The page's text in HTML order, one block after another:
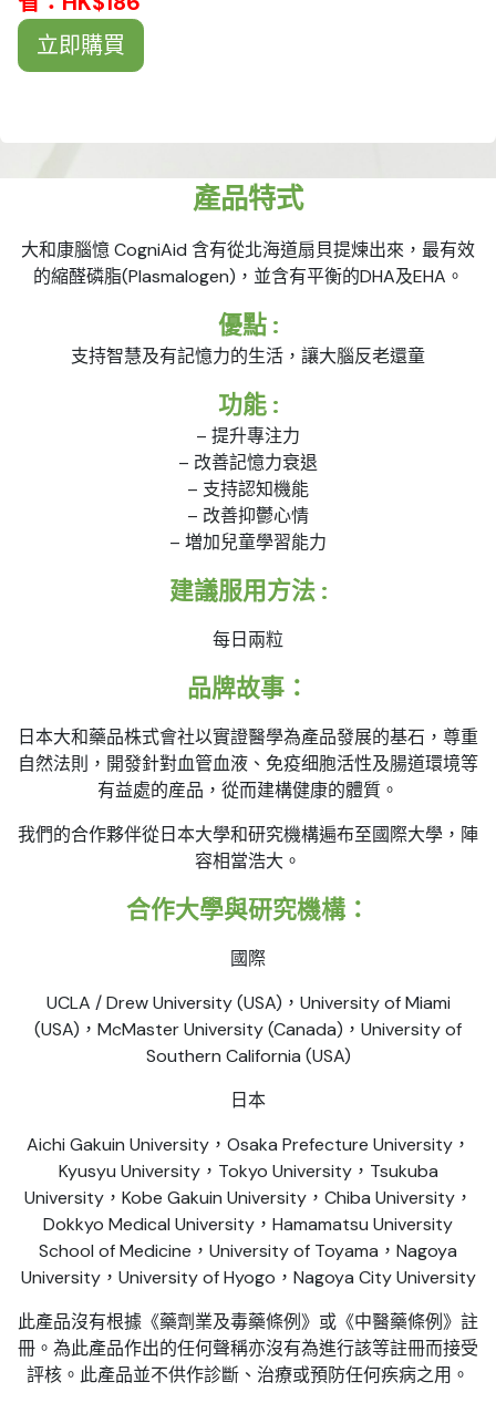
立即購買
產品特式
大和康腦憶 CogniAid 含有從北海道扇貝提煉出來，最有效
的縮醛磷脂(Plasmalogen)，並含有平衡的DHA及EHA。
優點 :
支持智慧及有記憶力的生活，讓大腦反老還童
功能 :
– 提升專注力
– 改善記憶力衰退
– 支持認知機能
– 改善抑鬱心情
– 増加兒童學習能力
建議服用方法 :
每日兩粒
品牌故事：
日本大和藥品株式會社以實證醫學為產品發展的基石，尊重
自然法則，開發針對血管血液、免疫细胞活性及腸道環境等
有益處的産品，從而建構健康的體質。
我們的合作夥伴從日本大學和研究機構遍布至國際大學，陣
容相當浩大。
合作大學與研究機構：
國際
UCLA / Drew University (USA)，University of Miami
(USA)，McMaster University (Canada)，University of
Southern California (USA)
日本
Aichi Gakuin University，Osaka Prefecture University，
Kyusyu University，Tokyo University，Tsukuba
University，Kobe Gakuin University，Chiba University，
Dokkyo Medical University，Hamamatsu University
School of Medicine，University of Toyama，Nagoya
University，University of Hyogo，Nagoya City University
此產品沒有根據《藥劑業及毒藥條例》或《中醫藥條例》註
冊。為此產品作出的任何聲稱亦沒有為進行該等註冊而接受
評核。此產品並不供作診斷、治療或預防任何疾病之用。